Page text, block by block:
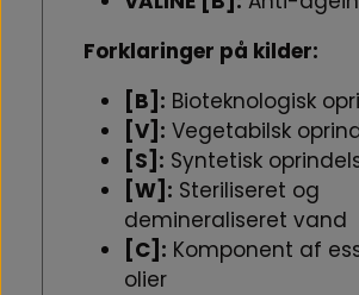
Forklaringer på kilder:
[B]: Bioteknologisk
[V]: Vegetabilsk
[S]: Syntetisk
[W]: Steriliseret og
demineraliseret vand
[C]: Komponent af
olier